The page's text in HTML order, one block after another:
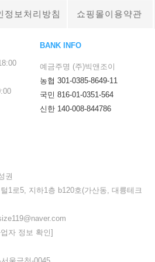
정보처리방침 쇼핑몰이용약관
BANK INFO
예금주명 (주)빅앤조이
농협 301-0385-8649-11
국민 816-01-0351-564
신한 140-008-844786
권
1로5, 지하1층 b120호(가산동, 대륭테크
자 정보 확인]